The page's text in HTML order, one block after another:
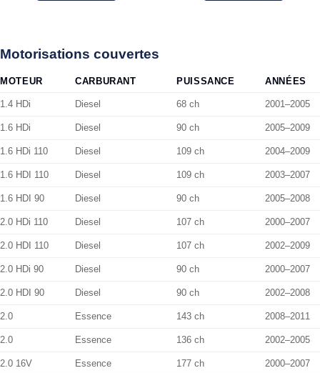
Motorisations couvertes
MOTEUR CARBURANT PUISSANCE ANNÉES
1.4 HDi Diesel 68 ch 2001–2005
1.6 HDi Diesel 90 ch 2005–2009
1.6 HDi 110 Diesel 109 ch 2004–2009
1.6 HDI 110 Diesel 109 ch 2003–2007
1.6 HDI 90 Diesel 90 ch 2005–2008
2.0 HDi 110 Diesel 107 ch 2000–2007
2.0 HDI 110 Diesel 107 ch 2002–2009
2.0 HDi 90 Diesel 90 ch 2000–2007
2.0 HDI 90 Diesel 90 ch 2002–2008
2.0 Essence 143 ch 2008–2011
2.0 Essence 136 ch 2002–2005
2.0 16V Essence 177 ch 2000–2007